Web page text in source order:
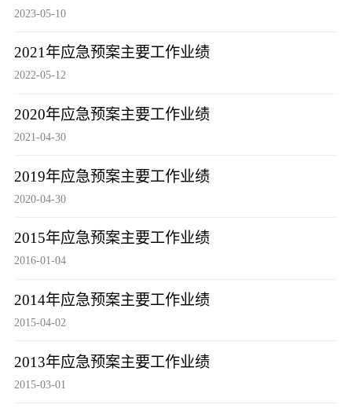
2023-05-10
2021年应急预案主要工作业绩
2022-05-12
2020年应急预案主要工作业绩
2021-04-30
2019年应急预案主要工作业绩
2020-04-30
2015年应急预案主要工作业绩
2016-01-04
2014年应急预案主要工作业绩
2015-04-02
2013年应急预案主要工作业绩
2015-03-01